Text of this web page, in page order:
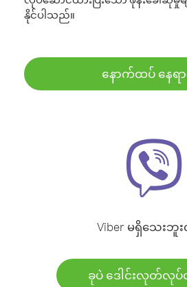
နိုင်ပါသည်။
နောက်ထပ် နေရာမ
Viber မရှိသေးဘူး
ခုပဲ ဒေါင်းလုတ်လုပ်